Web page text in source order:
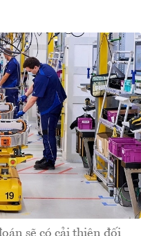
sẽ có cải thiện đối